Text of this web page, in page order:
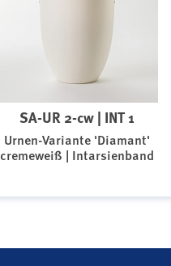
SA-UR 2-cw | INT 1
Urnen-Variante 'Diamant'
cremeweiß | Intarsienband